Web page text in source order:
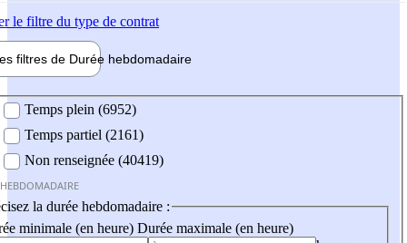
le filtre du type de contrat
filtres de Durée hebdomadaire
Temps plein (6952)
Temps partiel (2161)
Non renseignée (40419)
la durée hebdomadaire :
minimale (en heure) Durée maximale (en heure)